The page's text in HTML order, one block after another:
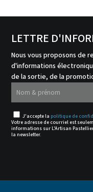
LETTRE
Nous vous proposons de
d'informations
de la sortie, de la
J'accepte la politique de
Votre adresse de courriel est
informations sur L'Artisan
la newsletter.